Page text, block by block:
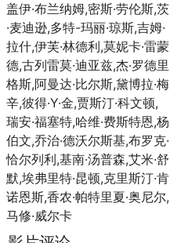
盖伊·布兰纳姆,密斯·劳伦斯,茨
·麦迪逊,多特-玛丽·琼斯,吉姆·
拉什,伊芙·林德利,莫妮卡·雷蒙
德,古列雷莫·迪亚兹,杰·罗德里
格斯,阿曼达·比尔斯,黛博拉·梅
辛,彼得·Y·金,贾斯汀·科文顿,
瑞安·福塞特,哈维·费斯特恩,杨
伯文,乔治·德沃尔斯基,布罗克·
恰尔列利,基南·汤普森,艾米·舒
默,埃弗里特·昆顿,克里斯汀·肯
诺恩斯,香农·帕特里夏·奥尼尔,
马修·威尔卡